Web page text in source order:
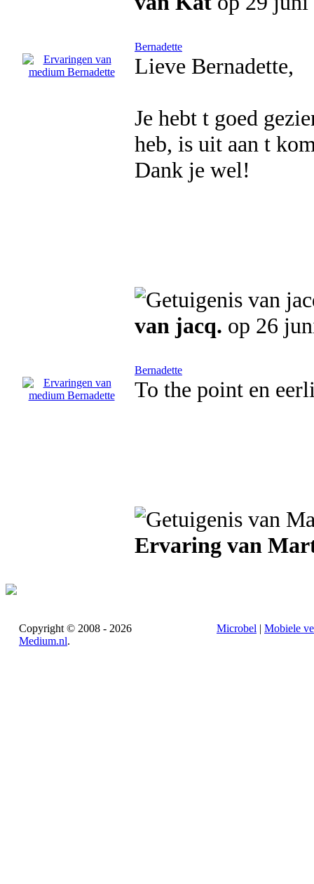
Bernadette
Lieve Bernadette,
Je hebt t goed
heb, is uit aan t
Dank je wel!
van jacq. op 26
Bernadette
To the point en
Ervaring van
Copyright © 2008 - 2026
Medium.nl.
Microbel | Mobiele